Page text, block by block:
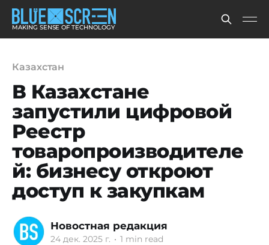
MAKING SENSE OF TECHNOLOGY
Казахстан
В Казахстане
запустили цифровой
Реестр
товаропроизводителе
й: бизнесу откроют
доступ к закупкам
Новостная редакция
24 дек. 2025 г. • 1 min read